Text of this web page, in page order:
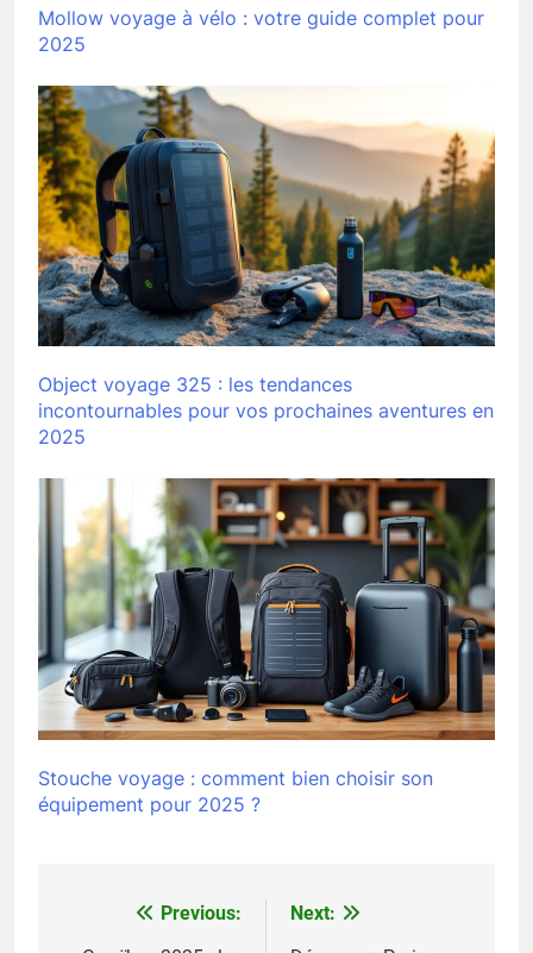
Mollow voyage à vélo : votre guide complet pour
2025
Object voyage 325 : les tendances
incontournables pour vos prochaines aventures en
2025
Stouche voyage : comment bien choisir son
équipement pour 2025 ?
NavigationPrevious:
Next: